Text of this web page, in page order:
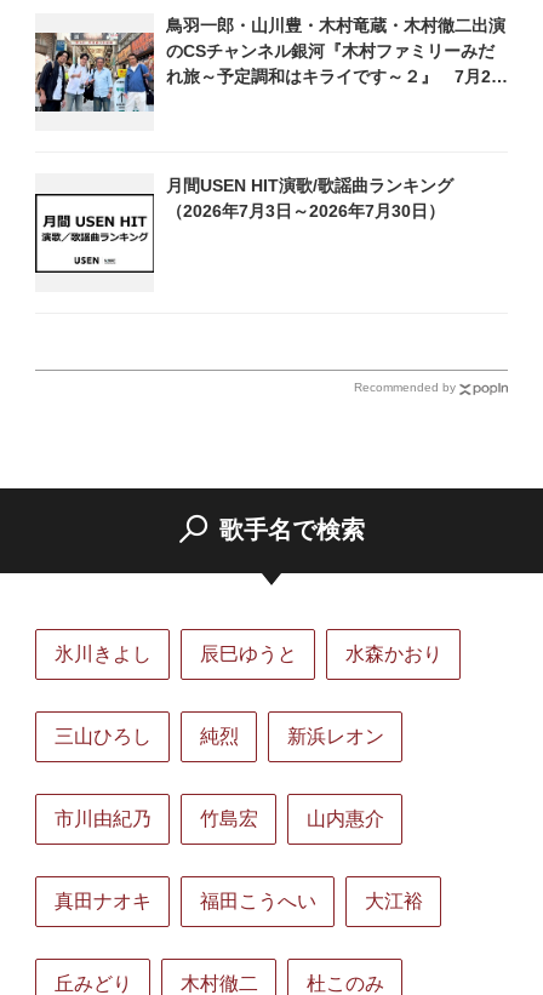
鳥羽一郎・山川豊・木村竜蔵・木村徹二出演
のCSチャンネル銀河『木村ファミリーみだ
れ旅～予定調和はキライです～２』 7月25
月間USEN HIT演歌/歌謡曲ランキング
（2026年7月3日～2026年7月30日）
Recommended by
歌手名で検索
氷川きよし 辰巳ゆうと 水森かおり
三山ひろし 純烈 新浜レオン
市川由紀乃 竹島宏 山内惠介
真田ナオキ 福田こうへい 大江裕
丘みどり 木村徹二 杜このみ